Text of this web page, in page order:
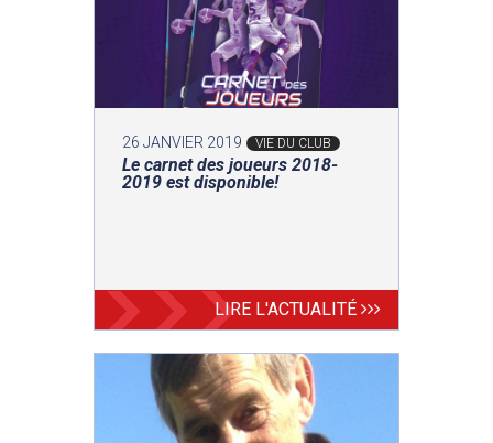
26 JANVIER 2019 VIE DU CLUB
Le carnet des joueurs 2018-
2019 est disponible!
LIRE L'ACTUALITÉ